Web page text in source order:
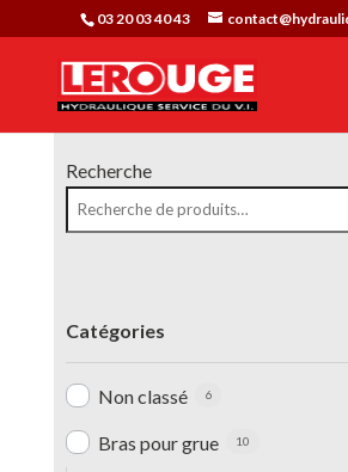
03 20 03 40 43
Recherche
Catégories
Non classé 6
Bras pour grue 10